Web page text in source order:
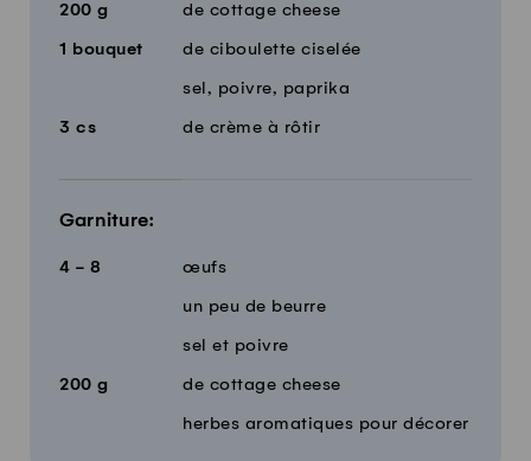
200 g de cottage cheese
1 bouquet de ciboulette ciselée
sel, poivre, paprika
3 cs de crème à rôtir
Garniture:
4 - 8 œufs
un peu de beurre
sel et poivre
200 g de cottage cheese
herbes aromatiques pour décorer